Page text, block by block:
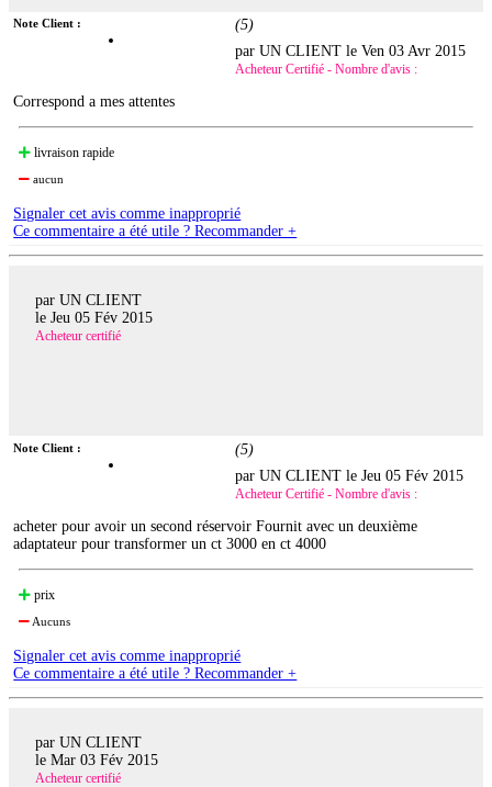
Note Client : (5)
par UN CLIENT leVen 03 Avr 2015
Acheteur Certifié - Nombre d'avis :
Correspond a mes attentes
livraison rapide
aucun
Signaler cet avis comme inapproprié
Ce commentaire a été utile ? Recommander +
par UN CLIENT
le Jeu 05 Fév 2015
Acheteur certifié
Note Client : (5)
par UN CLIENT leJeu 05 Fév 2015
Acheteur Certifié - Nombre d'avis :
acheter pour avoir un second réservoir Fournit avec un deuxième
adaptateur pour transformer un ct 3000 en ct 4000
prix
Aucuns
Signaler cet avis comme inapproprié
Ce commentaire a été utile ? Recommander +
par UN CLIENT
le Mar 03 Fév 2015
Acheteur certifié